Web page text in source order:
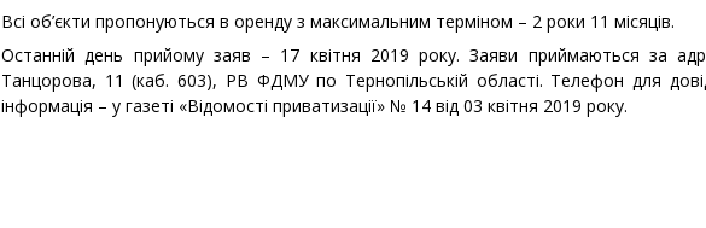
Всі об’єкти пропонуються в оренду з максимальним терміном – 2 роки 11 місяців.
Останній день прийому заяв – 17 квітня 2019 року. Заяви приймаються за
Танцорова, 11 (каб. 603), РВ ФДМУ по Тернопільській області. Телефон для
інформація – у газеті «Відомості приватизації» № 14 від 03 квітня 2019 року.